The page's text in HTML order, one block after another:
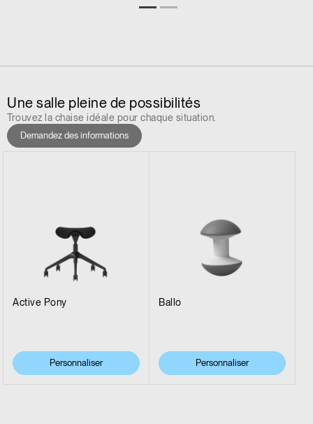
Une salle pleine de possibilités
Trouvez la chaise idéale pour chaque situation.
Demandez des informations
Active Pony
Personnaliser
Ballo
Personnaliser